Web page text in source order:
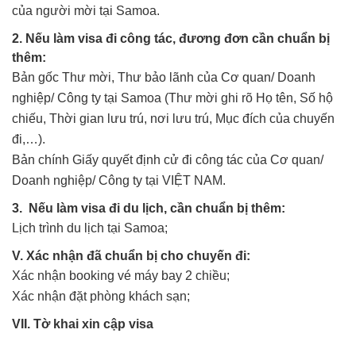
của người mời tại Samoa.
2. Nếu làm visa đi công tác, đương đơn cần chuẩn bị
thêm:
Bản gốc Thư mời, Thư bảo lãnh của Cơ quan/ Doanh
nghiệp/ Công ty tại Samoa (Thư mời ghi rõ Họ tên, Số hộ
chiếu, Thời gian lưu trú, nơi lưu trú, Mục đích của chuyến
đi,…).
Bản chính Giấy quyết định cử đi công tác của Cơ quan/
Doanh nghiệp/ Công ty tại VIỆT NAM.
3. Nếu làm visa đi du lịch, cần chuẩn bị thêm:
Lịch trình du lịch tại Samoa;
V. Xác nhận đã chuẩn bị cho chuyến đi:
Xác nhận booking vé máy bay 2 chiều;
Xác nhận đặt phòng khách sạn;
VII. Tờ khai xin cập visa